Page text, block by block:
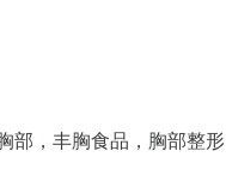
部，丰胸食品，胸部整形